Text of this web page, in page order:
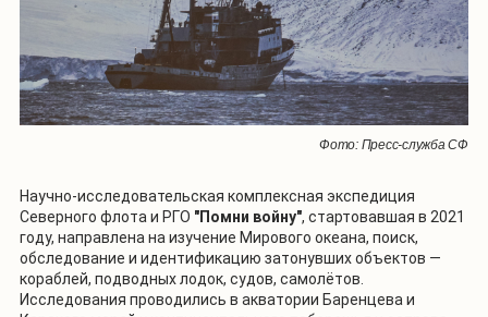
Фото: Пресс-служба СФ
Научно-исследовательская комплексная экспедиция
Северного флота и РГО "Помни войну", стартовавшая в 2021
году, направлена на изучение Мирового океана, поиск,
обследование и идентификацию затонувших объектов —
кораблей, подводных лодок, судов, самолётов.
Исследования проводились в акватории Баренцева и